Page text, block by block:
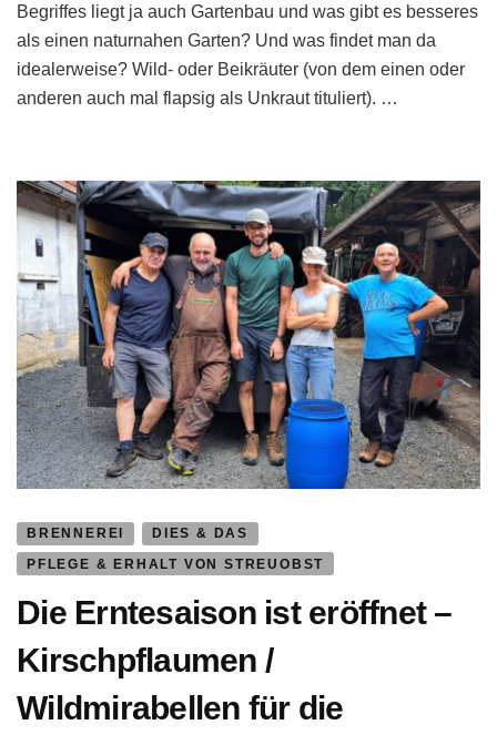
Ferne
schweifen,
wenn
das
nah
Begriffes liegt ja auch Gartenbau und was gibt es besseres
als einen naturnahen Garten? Und was findet man da
idealerweise? Wild- oder Beikräuter (von dem einen oder
anderen auch mal flapsig als Unkraut tituliert). …
BRENNEREI
DIES & DAS
PFLEGE & ERHALT VON STREUOBST
Die Erntesaison ist eröffnet –
Kirschpflaumen /
Wildmirabellen für die